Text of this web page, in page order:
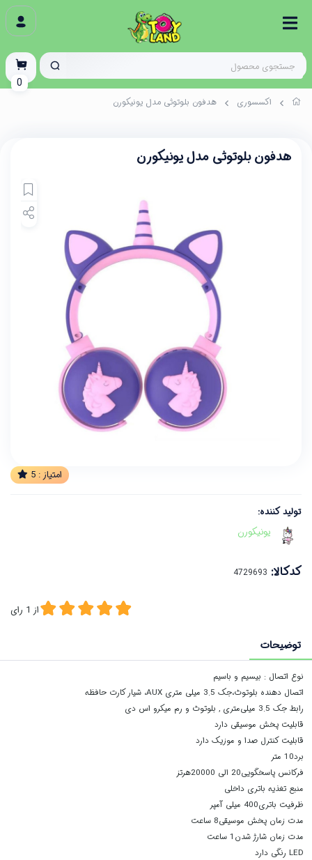
اکسسوری هدفون بلوتوثی مدل یونیکورن
هدفون بلوتوثی مدل یونیکورن
امتیاز : 5
تولید کننده:
یونیکورن
کدکالا:
از 1 رای
توضیحات
نوع اتصال : بیسیم و باسیم
اتصال دهنده بلوتوث،جک 3.5 میلی متری AUX، شیار کارت حافظه
رابط جک 3.5 میلی‌متری , بلوتوث و رم میکرو اس دی
قابلیت پخش موسیقی دارد
قابلیت کنترل صدا و موزیک دارد
برد10 متر
فرکانس پاسخگویی20 الی 20000هرتز
منبع تغذیه باتری داخلی
ظرفیت باتری400 میلی آمپر
مدت زمان پخش موسیقی8 ساعت
مدت زمان شارژ شدن 1 ساعت
LED رنگی
دارد
0